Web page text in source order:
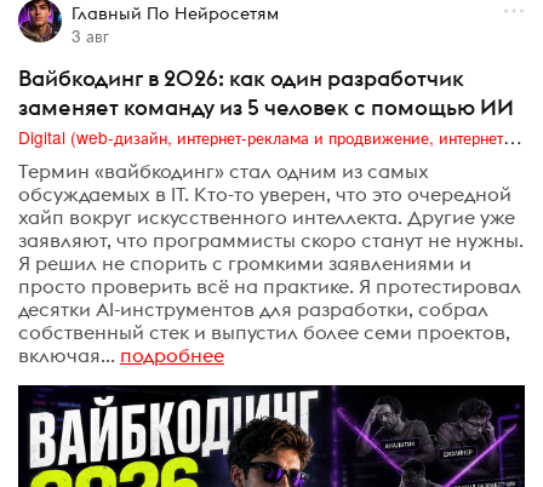
Главный По Нейросетям
3 авг
Вайбкодинг в 2026: как один разработчик
заменяет команду из 5 человек с помощью ИИ
Digital (web-дизайн, интернет-реклама и продвижение, интернет-сообщества и блоги, интернет-коммуникации, мобильный маркетинг, реклама на цифровых экранах)
Термин «вайбкодинг» стал одним из самых
обсуждаемых в IT. Кто-то уверен, что это очередной
хайп вокруг искусственного интеллекта. Другие уже
заявляют, что программисты скоро станут не нужны.
Я решил не спорить с громкими заявлениями и
просто проверить всё на практике. Я протестировал
десятки AI-инструментов для разработки, собрал
собственный стек и выпустил более семи проектов,
включая... подробнее